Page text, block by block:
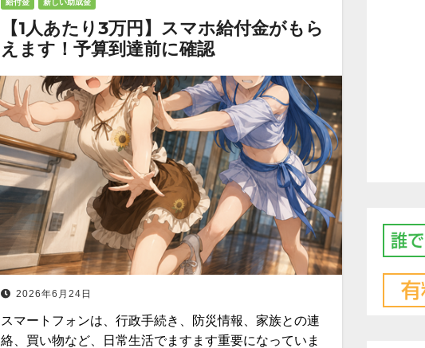
給付金 新しい助成金
【1人あたり3万円】スマホ給付金がもら
えます！予算到達前に確認
2026年6月24日
スマートフォンは、行政手続き、防災情報、家族との連
絡、買い物など、日常生活でますます重要になっていま